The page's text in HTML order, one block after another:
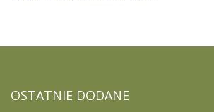
OSTATNIE DODANE